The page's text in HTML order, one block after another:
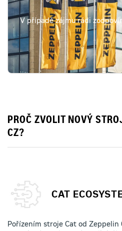
V případě zájmu rádi
PROČ ZVOLIT NOVÝ
CZ?
CAT
Pořízením stroje Cat od Zeppelin